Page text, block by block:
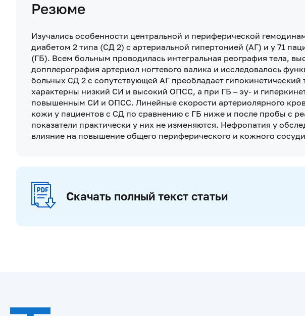
Резюме
Изучались особенности центральной и периферической
диабетом 2 типа (СД 2) с артериальной гипертонией (АГ) и у 71
(ГБ). Всем больным проводилась интегральная реография тела,
допплерография артериол ногтевого валика и исследовалось
больных СД 2 с сопутствующей АГ преобладает
характерны низкий СИ и высокий ОПСС, а при ГБ – эу- и
повышенным СИ и ОПСС. Линейные скорости артериолярного
кожи у пациентов с СД по сравнению с ГБ ниже и после пробы с
показатели практически у них не изменяются. Нефропатия у
влияние на повышение общего периферического и кожного
Скачать полный текст статьи